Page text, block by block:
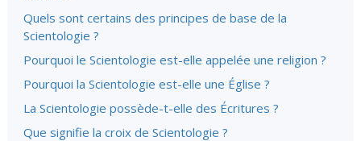
Quels sont certains des principes de base de la
Scientologie ?
Pourquoi le Scientologie est-elle appelée une religion ?
Pourquoi la Scientologie est-elle une Église ?
La Scientologie possède-t-elle des Écritures ?
Que signifie la croix de Scientologie ?